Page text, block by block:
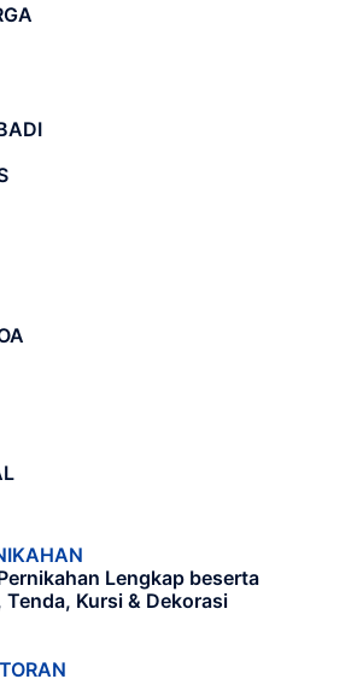
Lengkap beserta
Tenda, Kursi & Dekorasi